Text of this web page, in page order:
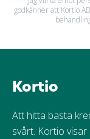
godkänner att Kortio
Kortio
Att hitta bästa
svårt. Kortio